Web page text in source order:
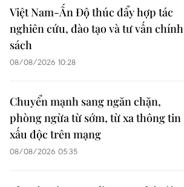
Việt Nam-Ấn Độ thúc đẩy hợp tác
nghiên cứu, đào tạo và tư vấn chính
sách
08/08/2026 10:28
Chuyển mạnh sang ngăn chặn,
phòng ngừa từ sớm, từ xa thông tin
xấu độc trên mạng
08/08/2026 05:35